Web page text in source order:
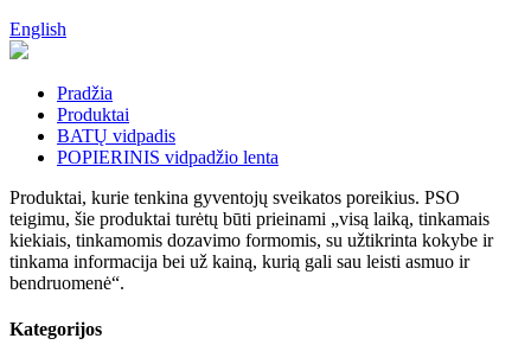
English
Pradžia
Produktai
BATŲ vidpadis
POPIERINIS vidpadžio lenta
Produktai, kurie tenkina gyventojų sveikatos poreikius. PSO
teigimu, šie produktai turėtų būti prieinami „visą laiką, tinkamais
kiekiais, tinkamomis dozavimo formomis, su užtikrinta kokybe ir
tinkama informacija bei už kainą, kurią gali sau leisti asmuo ir
bendruomenė“.
Kategorijos